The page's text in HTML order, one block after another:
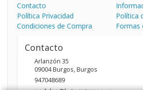
Contacto
Política Privacidad
Política
Condiciones de Compra
Formas
Contacto
Arlanzón 35
09004Burgos,Burgos
947048689